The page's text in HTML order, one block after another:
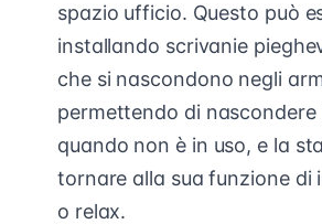
spazio ufficio. Questo può
installando scrivanie
che si nascondono negli
permettendo di
quando non è in uso, e la
tornare alla sua funzione di
o relax.